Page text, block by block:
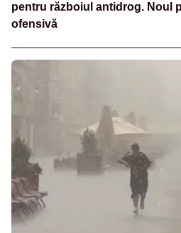
pentru războiul antidrog. Noul
ofensivă